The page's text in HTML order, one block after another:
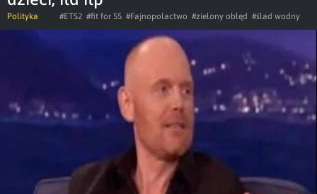
Polityka #ETS2 #fit for 55 #Fajnopolactwo #zielony obłęd #ślad wodny